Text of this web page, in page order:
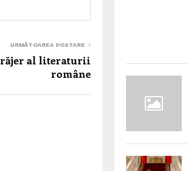
URMĂTOAREA POSTARE
al literaturii
române